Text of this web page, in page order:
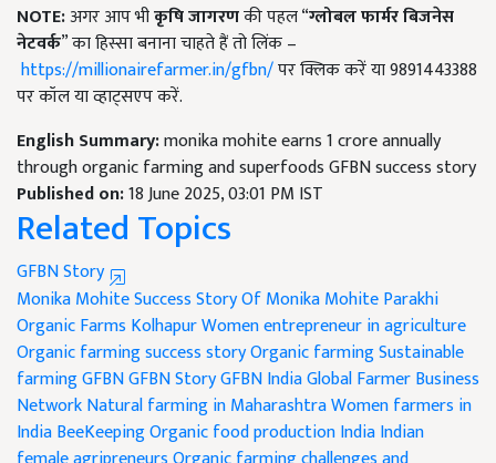
NOTE:अगर आप भीकृषि जागरणकी पहल “ग्लोबल फार्मर बिजनेस
नेटवर्क” का हिस्सा बनाना चाहते हैं तो लिंक –
https://millionairefarmer.in/gfbn/पर क्लिक करें या 9891443388
पर कॉल या व्हाट्सएप करें.
English Summary:monika mohite earns 1 crore annually
through organic farming and superfoods GFBN success story
Published on:18 June 2025, 03:01 PM IST
Related Topics
GFBN Story
Monika MohiteSuccess Story Of Monika MohiteParakhi
Organic Farms KolhapurWomen entrepreneur in agriculture
Organic farming success storyOrganic farmingSustainable
farmingGFBNGFBN StoryGFBN IndiaGlobal Farmer Business
NetworkNatural farming in MaharashtraWomen farmers in
IndiaBeeKeepingOrganic food production IndiaIndian